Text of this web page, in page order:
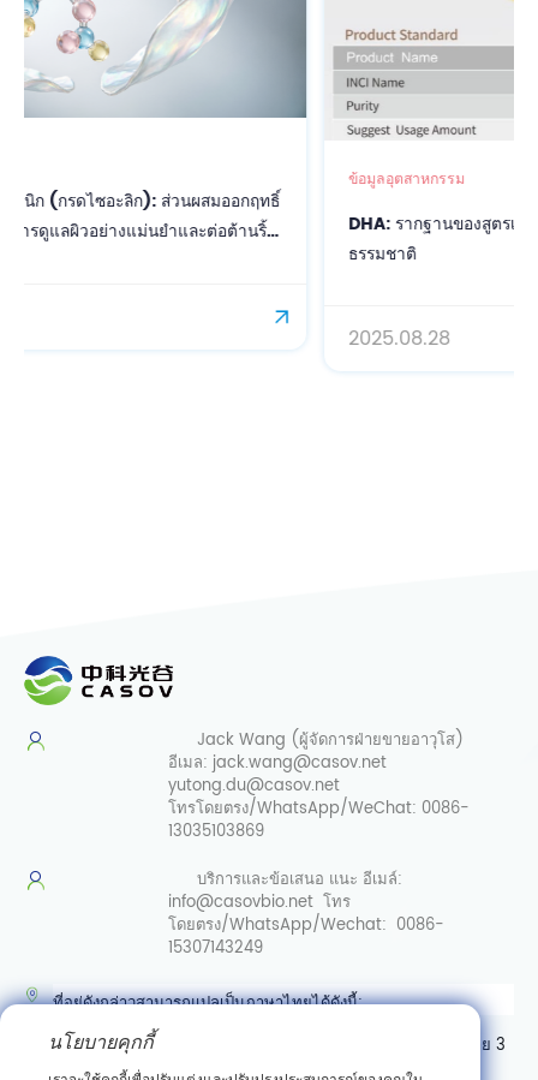
ฤทธิ์
ริ้ว
DHA: รากฐานของสูตรเครื่องสำอางที่มีประสิทธิภาพและเป็น
Jack Wang (ผู้จัดการฝ่ายขายอาวุโส)
อีเมล: jack.wang@casov.net
yutong.du@casov.net
โทรโดยตรง/WhatsApp/WeChat: 0086-
13035103869
บริการและข้อเสนอ แนะ อีเมล์:
info@casovbio.net โทร
โดยตรง/WhatsApp/Wechat: 0086-
15307143249
ที่อยู่ดังกล่าวสามารถแปลเป็นภาษาไทยได้ดังนี้:
ศูนย์นวัตกรรมชีววิทยาสังเคราะห์อู่ฮั่น เลขที่ 89 ถนนเกาเค่อหยวนสาย 3
เขตพัฒนาสินเชื่อเทคโนโลยีใหม่ตงหู อู่ฮั่น มณฑลหูเป่ย์
นโยบายคุกกี้